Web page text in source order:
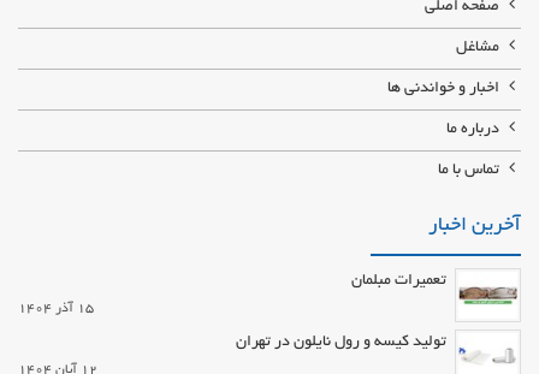
صفحه اصلی
مشاغل
اخبار و خواندنی ها
درباره ما
تماس با ما
آخرین اخبار
تعمیرات مبلمان
15 آذر 1404
تولید کیسه و رول نایلون در تهران
12 آبان 1404